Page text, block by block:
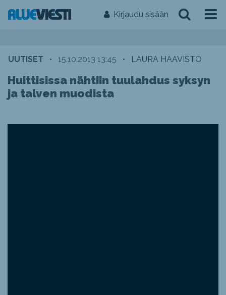
Kirjaudu sisään
UUTISET • 15.10.2013 13:45 • LAURA HAAVISTO
Huittisissa nähtiin tuulahdus syksyn
ja talven muodista